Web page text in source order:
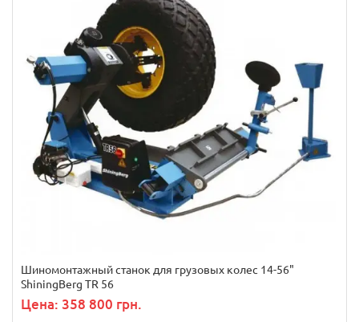
Шиномонтажный станок для грузовых колес 14-56"
ShiningBerg TR 56
Цена: 358 800 грн.